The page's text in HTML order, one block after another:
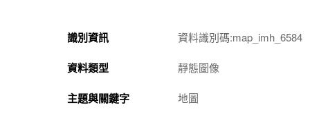
識別資訊 資料識別碼:map_imh_6584
資料類型 靜態圖像
主題與關鍵字 地圖